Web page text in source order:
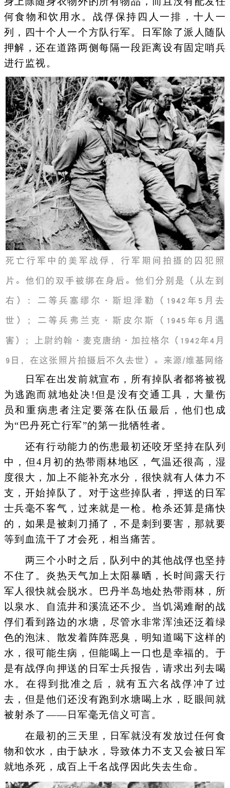
何食物和饮用水。战俘保持四人一排，十人一
列，四十个人一个方队行军。日军除了派人随队
押解，还在道路两侧每隔一段距离设有固定哨兵
进行监视。
日军在出发前就宣布，所有掉队者都将被视
为逃跑而就地处决!但是没有交通工具，大量伤
员和重病患者注定要落在队伍最后，他们也成
为“巴丹死亡行军”的第一批牺牲者。
还有行动能力的伤患最初还咬牙坚持在队列
中，但4月初的热带雨林地区，气温还很高，湿
度很大，加上不能补充水分，很快就有人体力不
支，开始掉队了。对于这些掉队者，押送的日军
士兵毫不客气，过来就是一枪。枪杀还算是痛快
的，如果是被刺刀捅了，不是刺到要害，那就要
等到血流干了才会死，相当痛苦。
两三个小时之后，队列中的其他战俘也坚持
不住了。炎热天气加上太阳暴晒，长时间露天行
军人很快就会脱水。巴丹半岛地处热带雨林，所
以泉水、自流井和溪流还不少。当饥渴难耐的战
俘们看到路边的水塘，尽管水非常浑浊还泛着绿
色的泡沫、散发着阵阵恶臭，明知道喝下这样的
水，很可能生病，但能喝上一口也是幸福的。于
是有战俘向押送的日军士兵报告，请求出列去喝
水。在得到批准之后，就有五六名战俘冲了过
去，但是他们还没有跑到水塘喝上水，眨眼间就
被射杀了——日军毫无信义可言。
在最初的三天里，日军就没有发放过任何食
物和饮水，由于缺水，导致体力不支又会被日军
就地杀死，成百上千名战俘因此失去生命。